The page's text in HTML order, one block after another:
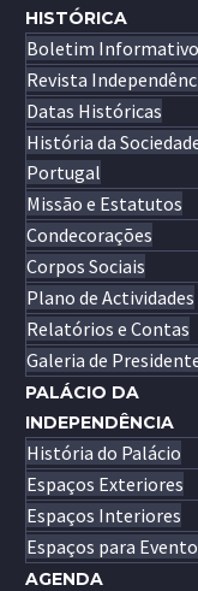
HISTÓRICA
Boletim Informativo
Revista
Datas Históricas
História da
Portugal
Missão e Estatutos
Condecorações
Corpos Sociais
Plano de Actividades
Relatórios e Contas
Galeria de
PALÁCIO DA
INDEPENDÊNCIA
História do Palácio
Espaços Exteriores
Espaços Interiores
Espaços para
AGENDA